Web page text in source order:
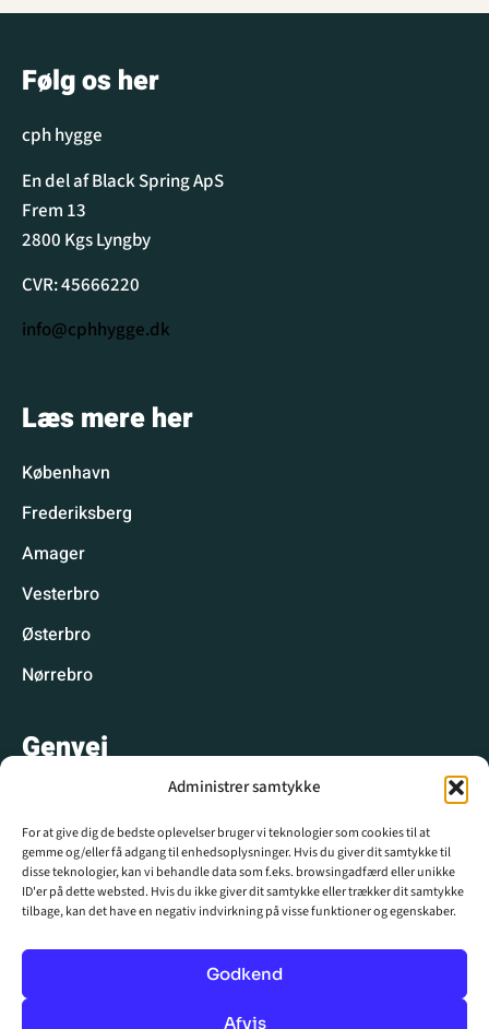
Administrer samtykke
For at give dig de bedste oplevelser bruger vi teknologier som cookies til at
gemme og/eller få adgang til enhedsoplysninger. Hvis du giver dit samtykke til
disse teknologier, kan vi behandle data som f.eks. browsingadfærd eller unikke
ID'er på dette websted. Hvis du ikke giver dit samtykke eller trækker dit samtykke
tilbage, kan det have en negativ indvirkning på visse funktioner og egenskaber.
Godkend
Afvis
Følg os her
cph hygge
En del af Black Spring ApS
Frem 13
2800 Kgs Lyngby
CVR: 45666220
info@cphhygge.dk
Læs mere her
København
Frederiksberg
Amager
Vesterbro
Østerbro
Nørrebro
Genvej
Hyggelige spisesteder
Hyggelige aktiviteter
CPH WIKI
Krydsord
Nyhedsbrev
Annoncér hos os